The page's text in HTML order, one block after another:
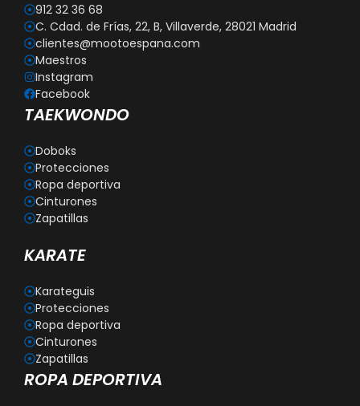
912 32 36 68
C. Cdad. de Frías, 22, B, Villaverde, 28021 Madrid
clientes@mootoespana.com
Maestros
Instagram
Facebook
TAEKWONDO
Doboks
Protecciones
Ropa deportiva
Cinturones
Zapatillas
KARATE
Karateguis
Protecciones
Ropa deportiva
Cinturones
Zapatillas
ROPA DEPORTIVA